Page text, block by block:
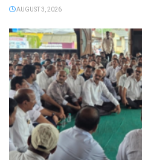
AUGUST 3, 2026